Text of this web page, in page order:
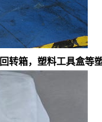
转箱，塑料工具盒等塑